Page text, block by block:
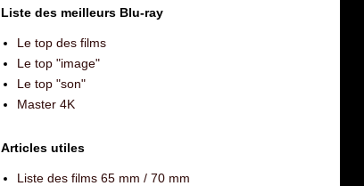
Liste des meilleurs Blu-ray
Le top des films
Le top "image"
Le top "son"
Master 4K
Articles utiles
Liste des films 65 mm / 70 mm